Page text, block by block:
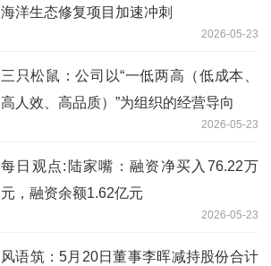
海洋生态修复项目加速冲刺
2026-05-23
三只松鼠：公司以“一低两高（低成本、
高人效、高品质）”为组织的经营导向
2026-05-23
每日观点:陆家嘴：融资净买入76.22万
元，融资余额1.62亿元
2026-05-23
风语筑：5月20日董事李晖减持股份合计